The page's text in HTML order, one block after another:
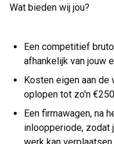
Wat bieden wij jou?
Een competitief
afhankelijk van jouw
Kosten eigen aan de
oplopen tot zo'n
Een firmawagen, na
inloopperiode, zodat